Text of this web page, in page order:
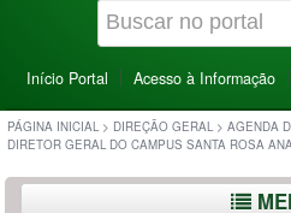
Início Portal Acesso à Informação
PÁGINA INICIAL > DIREÇÃO GERAL > AGENDA
DIRETOR GERAL DO CAMPUS SANTA ROSA